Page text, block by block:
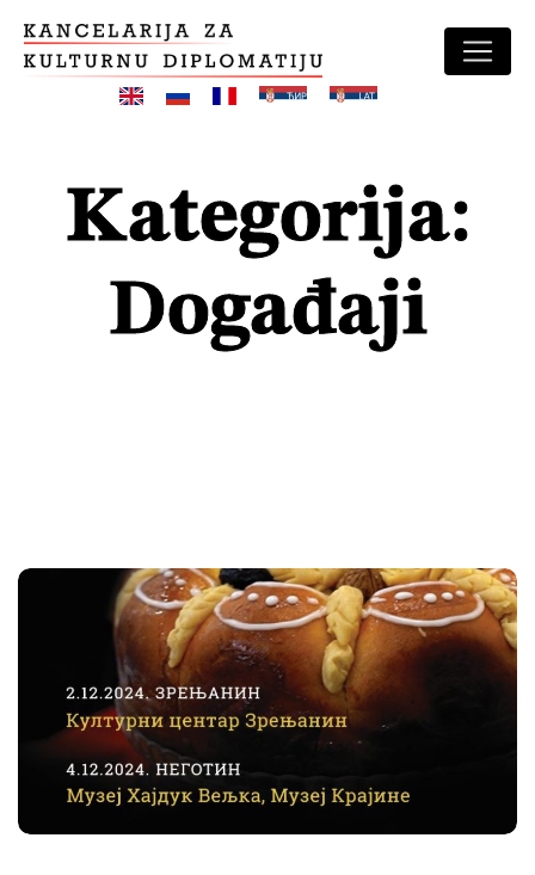
content
Kategorija:
Događaji